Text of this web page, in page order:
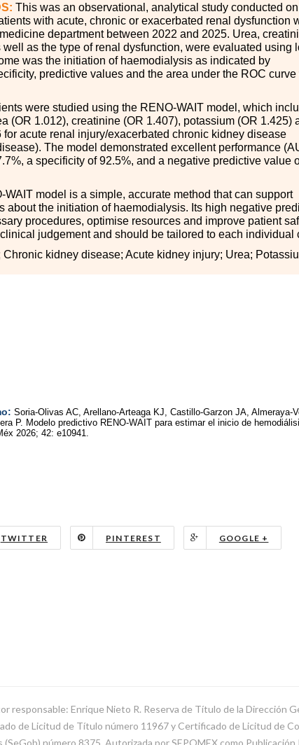
This was an observational, analytical study conducted
with acute, chronic or exacerbated renal dysfunction
department between 2022 and 2025. Urea,
as the type of renal dysfunction, were evaluated using
was the initiation of haemodialysis as indicated by
predictive values and the area under the ROC curve
were studied using the RENO-WAIT model, which
(OR 1.012), creatinine (OR 1.407), potassium (OR 1.425)
acute renal injury/exacerbated chronic kidney disease
The model demonstrated excellent performance
a specificity of 92.5%, and a negative predictive value
WAIT model is a simple, accurate method that can support
about the initiation of haemodialysis. Its high negative
procedures, optimise resources and improve patient
judgement and should be tailored to each individual
Chronic kidney disease; Acute kidney injury; Urea;
Soria-Olivas AC, Arellano-Arteaga KJ, Castillo-Garzon JA, Almeraya-
P. Modelo predictivo RENO-WAIT para estimar el inicio de
2026; 42: e10941.
TWITTER PINTEREST GOOGLE +
responsable: Enrique Nieto R. Reserva de Título de la Dirección
de Licitud de Título número 11967 y Certificado de Licitud de
número 8375. Autorizada por SEPOMEX como